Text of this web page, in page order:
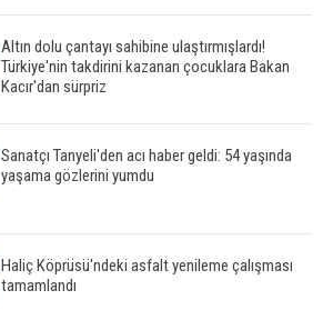
Altın dolu çantayı sahibine ulaştırmışlardı!
Türkiye'nin takdirini kazanan çocuklara Bakan
Kacır'dan sürpriz
Sanatçı Tanyeli'den acı haber geldi: 54 yaşında
yaşama gözlerini yumdu
Haliç Köprüsü'ndeki asfalt yenileme çalışması
tamamlandı